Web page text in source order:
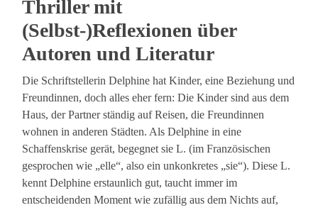
Thriller mit
(Selbst-)Reflexionen über
Autoren und Literatur
Die Schriftstellerin Delphine hat Kinder, eine Beziehung und
Freundinnen, doch alles eher fern: Die Kinder sind aus dem
Haus, der Partner ständig auf Reisen, die Freundinnen
wohnen in anderen Städten. Als Delphine in eine
Schaffenskrise gerät, begegnet sie L. (im Französischen
gesprochen wie „elle“, also ein unkonkretes „sie“). Diese L.
kennt Delphine erstaunlich gut, taucht immer im
entscheidenden Moment wie zufällig aus dem Nichts auf,